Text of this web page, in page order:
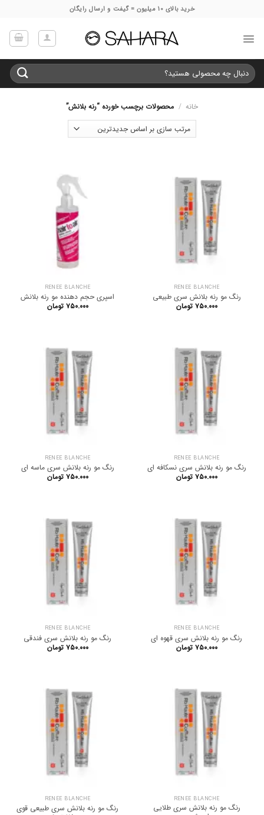
خرید بالای 10 میلیون = گیفت و ارسال رایگان
جستجو
برای:
خانه / محصولات برچسب خورده “رنه بلانش”
RENEE BLANCHE
رنگ مو رنه بلانش سری طبیعی
۷۵۰.۰۰۰ تومان
RENEE BLANCHE
اسپری حجم دهنده مو رنه بلانش
۷۵۰.۰۰۰ تومان
RENEE BLANCHE
رنگ مو رنه بلانش سری نسکافه ای
۷۵۰.۰۰۰ تومان
RENEE BLANCHE
رنگ مو رنه بلانش سری ماسه ای
۷۵۰.۰۰۰ تومان
RENEE BLANCHE
رنگ مو رنه بلانش سری قهوه ای
۷۵۰.۰۰۰ تومان
RENEE BLANCHE
رنگ مو رنه بلانش سری فندقی
۷۵۰.۰۰۰ تومان
RENEE BLANCHE
رنگ مو رنه بلانش سری طلایی
RENEE BLANCHE
رنگ مو رنه بلانش سری طبیعی قوی